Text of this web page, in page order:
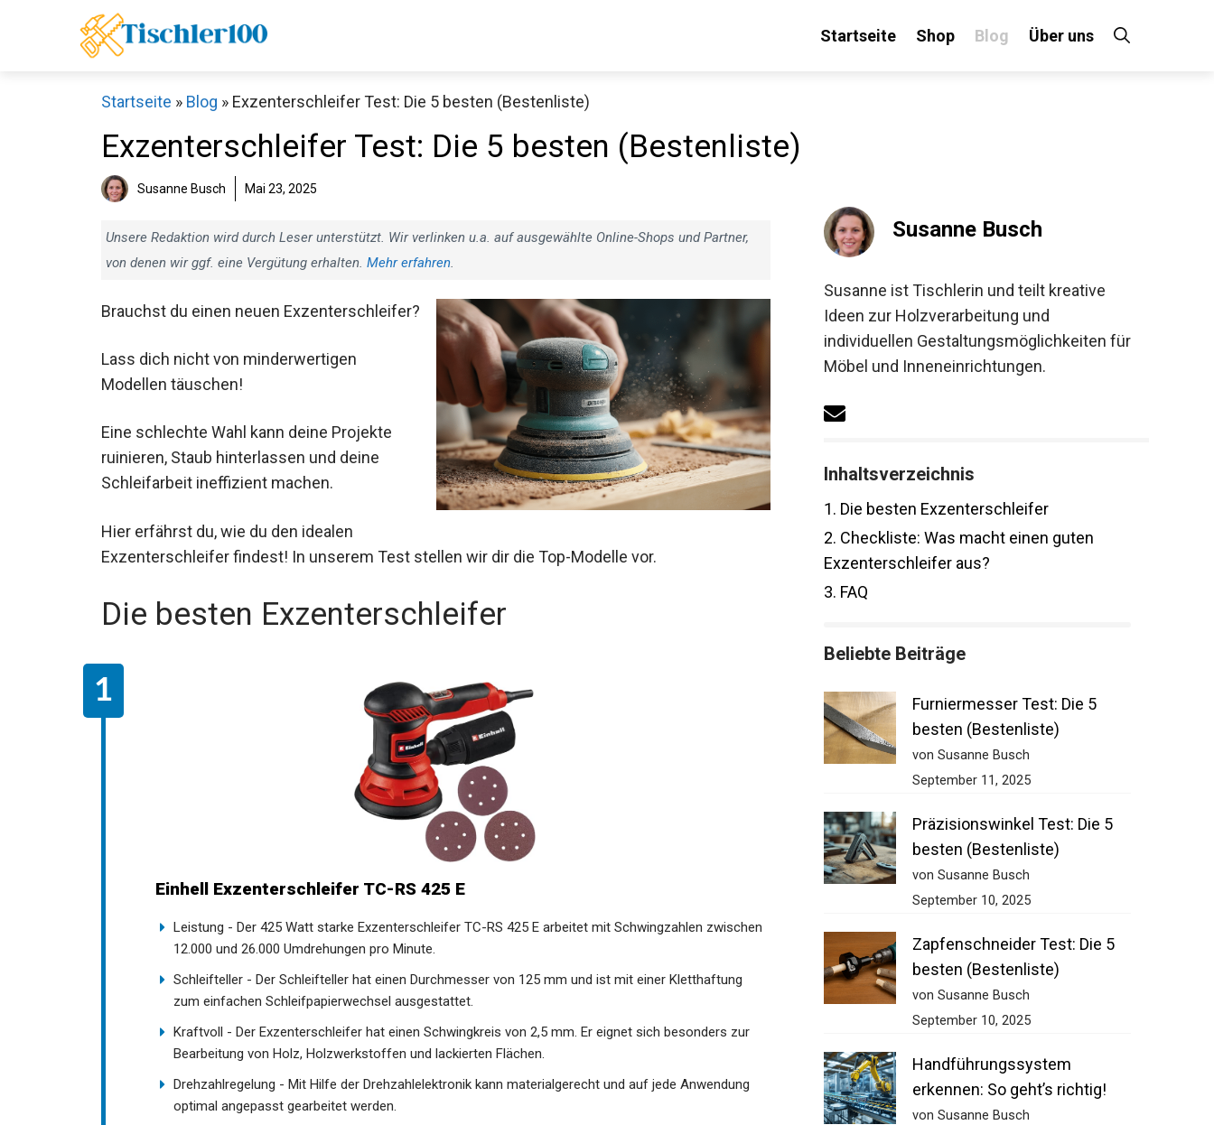
Startseite Shop Blog Über uns
Startseite » Blog » Exzenterschleifer Test: Die 5 besten (Bestenliste)
Exzenterschleifer Test: Die 5 besten (Bestenliste)
Susanne Busch Mai 23, 2025
Unsere Redaktion wird durch Leser unterstützt. Wir verlinken u.a. auf ausgewählte Online-Shops und Partner,
von denen wir ggf. eine Vergütung erhalten. Mehr erfahren.
Brauchst du einen neuen Exzenterschleifer?
Lass dich nicht von minderwertigen
Modellen täuschen!
Eine schlechte Wahl kann deine Projekte
ruinieren, Staub hinterlassen und deine
Schleifarbeit ineffizient machen.
Hier erfährst du, wie du den idealen
Exzenterschleifer findest! In unserem Test stellen wir dir die Top-Modelle vor.
Die besten Exzenterschleifer
Einhell Exzenterschleifer TC-RS 425 E
Leistung - Der 425 Watt starke Exzenterschleifer TC-RS 425 E arbeitet mit Schwingzahlen zwischen
12.000 und 26.000 Umdrehungen pro Minute.
Schleifteller - Der Schleifteller hat einen Durchmesser von 125 mm und ist mit einer Kletthaftung
zum einfachen Schleifpapierwechsel ausgestattet.
Kraftvoll - Der Exzenterschleifer hat einen Schwingkreis von 2,5 mm. Er eignet sich besonders zur
Bearbeitung von Holz, Holzwerkstoffen und lackierten Flächen.
Drehzahlregelung - Mit Hilfe der Drehzahlelektronik kann materialgerecht und auf jede Anwendung
optimal angepasst gearbeitet werden.
Susanne Busch
Susanne ist Tischlerin und teilt kreative
Ideen zur Holzverarbeitung und
individuellen Gestaltungsmöglichkeiten für
Möbel und Inneneinrichtungen.
Inhaltsverzeichnis
1. Die besten Exzenterschleifer
2. Checkliste: Was macht einen guten
Exzenterschleifer aus?
3. FAQ
Beliebte Beiträge
Furniermesser Test: Die 5
besten (Bestenliste)
von Susanne Busch
September 11, 2025
Präzisionswinkel Test: Die 5
besten (Bestenliste)
von Susanne Busch
September 10, 2025
Zapfenschneider Test: Die 5
besten (Bestenliste)
von Susanne Busch
September 10, 2025
Handführungssystem
erkennen: So geht’s richtig!
von Susanne Busch